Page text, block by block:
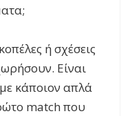
ή σχέσεις
Είναι
κάποιον απλά
match που